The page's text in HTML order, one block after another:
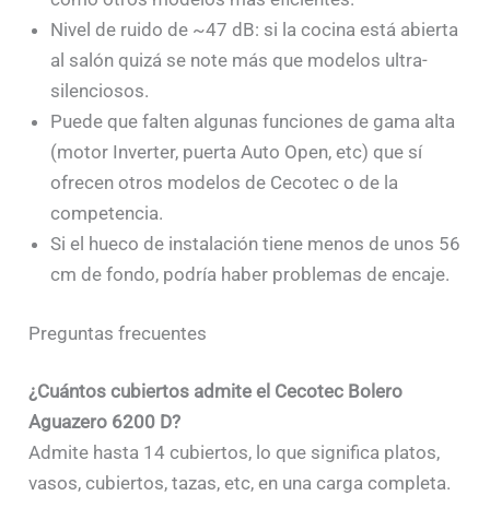
Nivel de ruido de ~47 dB: si la cocina está abierta
al salón quizá se note más que modelos ultra-
silenciosos.
Puede que falten algunas funciones de gama alta
(motor Inverter, puerta Auto Open, etc) que sí
ofrecen otros modelos de Cecotec o de la
competencia.
Si el hueco de instalación tiene menos de unos 56
cm de fondo, podría haber problemas de encaje.
Preguntas frecuentes
¿Cuántos cubiertos admite el Cecotec Bolero
Aguazero 6200 D?
Admite hasta 14 cubiertos, lo que significa platos,
vasos, cubiertos, tazas, etc, en una carga completa.